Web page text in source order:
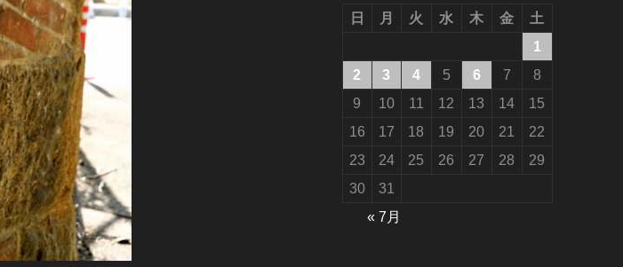
日 月 火 水 木 金
土
1
2
3 4 5 6 7
8
9
10 11 12 13 14
15
16
17 18 19 20 21
22
23
24 25 26 27 28
29
30
31
« 7月